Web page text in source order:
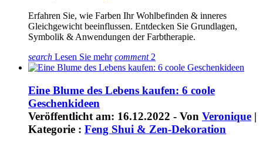
Erfahren Sie, wie Farben Ihr Wohlbefinden & inneres
Gleichgewicht beeinflussen. Entdecken Sie Grundlagen,
Symbolik & Anwendungen der Farbtherapie.
search Lesen Sie mehr comment2
Eine Blume des Lebens kaufen: 6 coole
Geschenkideen
Veröffentlicht am: 16.12.2022 - Von Veronique |
Kategorie : Feng Shui & Zen-Dekoration